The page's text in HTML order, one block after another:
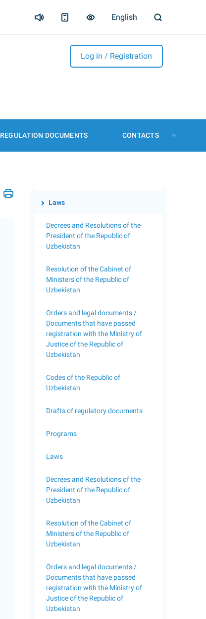
English
Log in / Registration
REGULATION DOCUMENTS CONTACTS
Laws
Decrees and Resolutions of the
President of the Republic of
Uzbekistan
Resolution of the Cabinet of
Ministers of the Republic of
Uzbekistan
Orders and legal documents /
Documents that have passed
registration with the Ministry of
Justice of the Republic of
Uzbekistan
Codes of the Republic of
Uzbekistan
Drafts of regulatory documents
Programs
Laws
Decrees and Resolutions of the
President of the Republic of
Uzbekistan
Resolution of the Cabinet of
Ministers of the Republic of
Uzbekistan
Orders and legal documents /
Documents that have passed
registration with the Ministry of
Justice of the Republic of
Uzbekistan